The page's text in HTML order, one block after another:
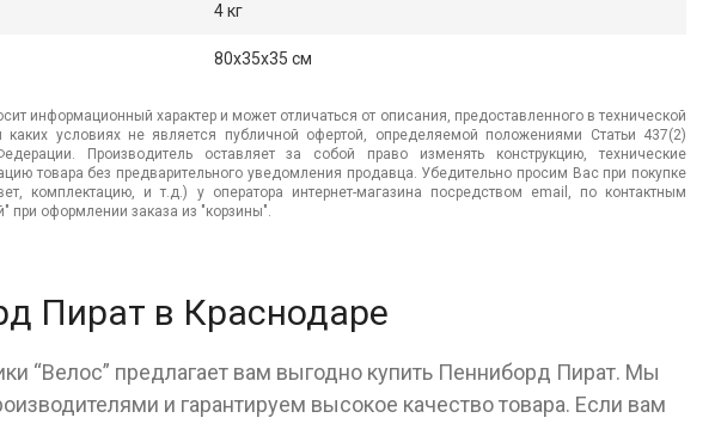
4 кг
80x35x35 см
информационный характер и может отличаться от описания, предоставленного в технической
условиях не является публичной офертой, определяемой положениями Статьи 437(2)
Производитель оставляет за собой право изменять конструкцию, технические
товара без предварительного уведомления продавца. Убедительно просим Вас при покупке
комплектацию, и т.д.) у оператора интернет-магазина посредством email, по контактным
при оформлении заказа из "корзины".
Пират в Краснодаре
“Велос” предлагает вам выгодно купить Пенниборд Пират. Мы
и гарантируем высокое качество товара. Если вам